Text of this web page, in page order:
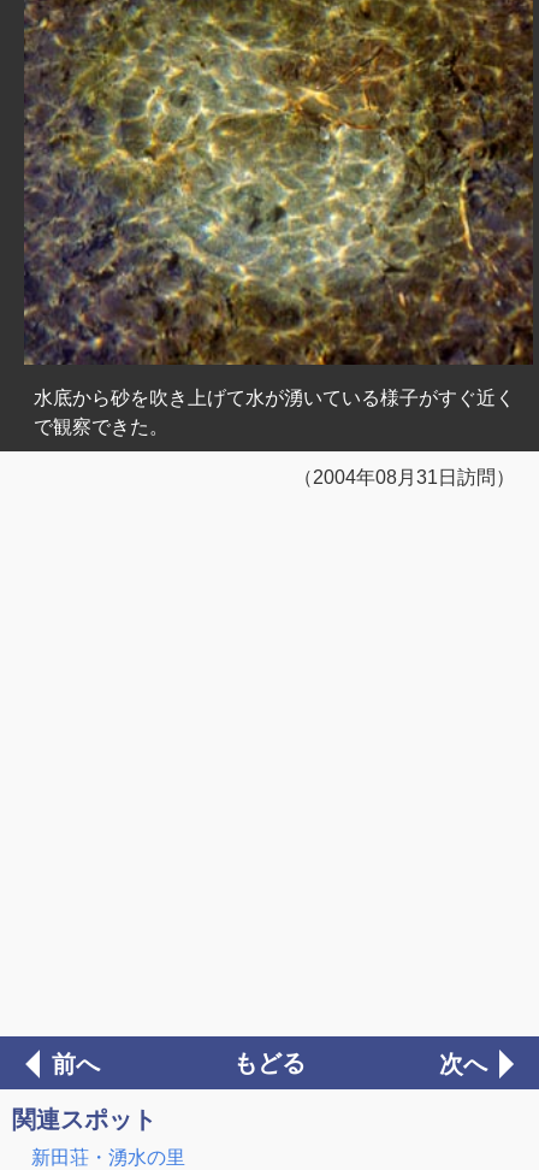
水底から砂を吹き上げて水が湧いている様子がすぐ近く
で観察できた。
（2004年08月31日訪問）
前へ もどる 次へ
関連スポット
新田荘・湧水の里